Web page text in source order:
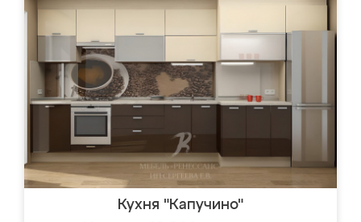
Кухня "Капучино"